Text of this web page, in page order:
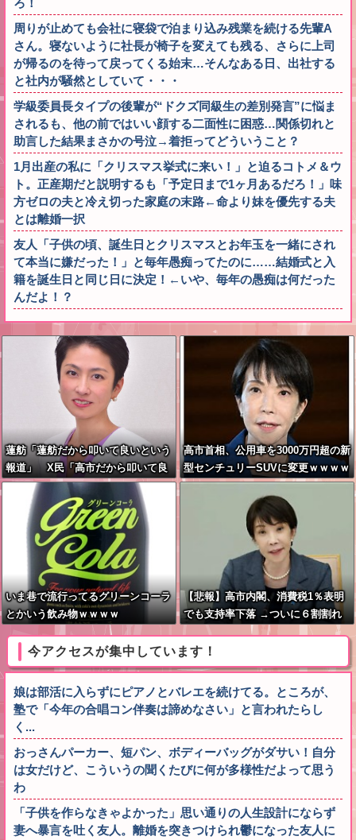
ろ！
周りが止めても会社に寝袋で泊まり込み残業を続ける先輩A
さん。寝ないように社長が椅子を変えても残る、さらに上司
が帰るのを待って戻ってくる始末…そんなある日、出社する
と社内が騒然としていて・・・
学級委員長タイプの後輩が“ドクズ同級生の差別発言”に悩ま
されるも、他の前ではいい顔する二面性に困惑…関係切れと
助言した結果まさかの号泣→着拒ってどういうこと？
1月出産の私に「クリスマス挙式に来い！」と迫るコトメ＆ウ
ト。正産期だと説明するも「予定日まで1ヶ月あるだろ！」味
方ゼロの夫と冷え切った家庭の末路←命より妹を優先する夫
とは離婚一択
友人「子供の頃、誕生日とクリスマスとお年玉を一緒にされ
て本当に嫌だった！」と毎年愚痴ってたのに……結婚式と入
籍を誕生日と同じ日に決定！←いや、毎年の愚痴は何だった
んだよ！？
蓮舫「蓮舫だから叩いて良いという
報道」 X民「高市だから叩いて良
いをやってるのがお前だろ」
高市首相、公用車を3000万円超の新
型センチュリーSUVに変更ｗｗｗｗ
ｗｗｗ
いま巷で流行ってるグリーンコーラ
とかいう飲み物ｗｗｗｗ
【悲報】高市内閣、消費税1％表明
でも支持率下落 →ついに６割割れ
今アクセスが集中しています！
娘は部活に入らずにピアノとバレエを続けてる。ところが、
塾で「今年の合唱コン伴奏は諦めなさい」と言われたらし
く...
おっさんパーカー、短パン、ボディーバッグがダサい！自分
は女だけど、こういうの聞くたびに何が多様性だよって思う
わ
「子供を作らなきゃよかった」思い通りの人生設計にならず
妻へ暴言を吐く友人。離婚を突きつけられ鬱になった友人に